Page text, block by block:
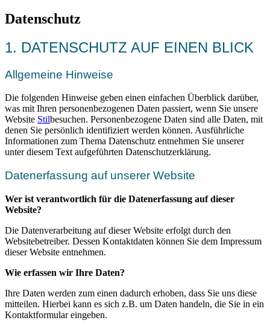
Datenschutz
1. DATENSCHUTZ AUF EINEN BLICK
Allgemeine Hinweise
Die folgenden Hinweise geben einen einfachen Überblick darüber,
was mit Ihren personenbezogenen Daten passiert, wenn Sie unsere
Website Stilbesuchen. Personenbezogene Daten sind alle Daten, mit
denen Sie persönlich identifiziert werden können. Ausführliche
Informationen zum Thema Datenschutz entnehmen Sie unserer
unter diesem Text aufgeführten Datenschutzerklärung.
Datenerfassung auf unserer Website
Wer ist verantwortlich für die Datenerfassung auf dieser
Website?
Die Datenverarbeitung auf dieser Website erfolgt durch den
Websitebetreiber. Dessen Kontaktdaten können Sie dem Impressum
dieser Website entnehmen.
Wie erfassen wir Ihre Daten?
Ihre Daten werden zum einen dadurch erhoben, dass Sie uns diese
mitteilen. Hierbei kann es sich z.B. um Daten handeln, die Sie in ein
Kontaktformular eingeben.